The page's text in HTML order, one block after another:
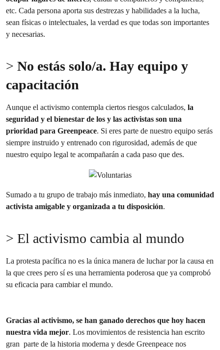
etc. Cada persona aporta sus destrezas y habilidades a la lucha,
sean físicas o intelectuales, la verdad es que todas son importantes
y necesarias.
> No estás solo/a. Hay equipo y
capacitación
Aunque el activismo contempla ciertos riesgos calculados, la
seguridad y el bienestar de los y las activistas son una
prioridad para Greenpeace. Si eres parte de nuestro equipo serás
siempre instruido y entrenado con rigurosidad, además de que
nuestro equipo legal te acompañarán a cada paso que des.
Sumado a tu grupo de trabajo más inmediato, hay una comunidad
activista amigable y organizada a tu disposición.
> El activismo cambia al mundo
La protesta pacífica no es la única manera de luchar por la causa en
la que crees pero sí es una herramienta poderosa que ya comprobó
su eficacia para cambiar el mundo.
Gracias al activismo, se han ganado derechos que hoy hacen
nuestra vida mejor. Los movimientos de resistencia han escrito
gran parte de la historia moderna y desde Greenpeace nos